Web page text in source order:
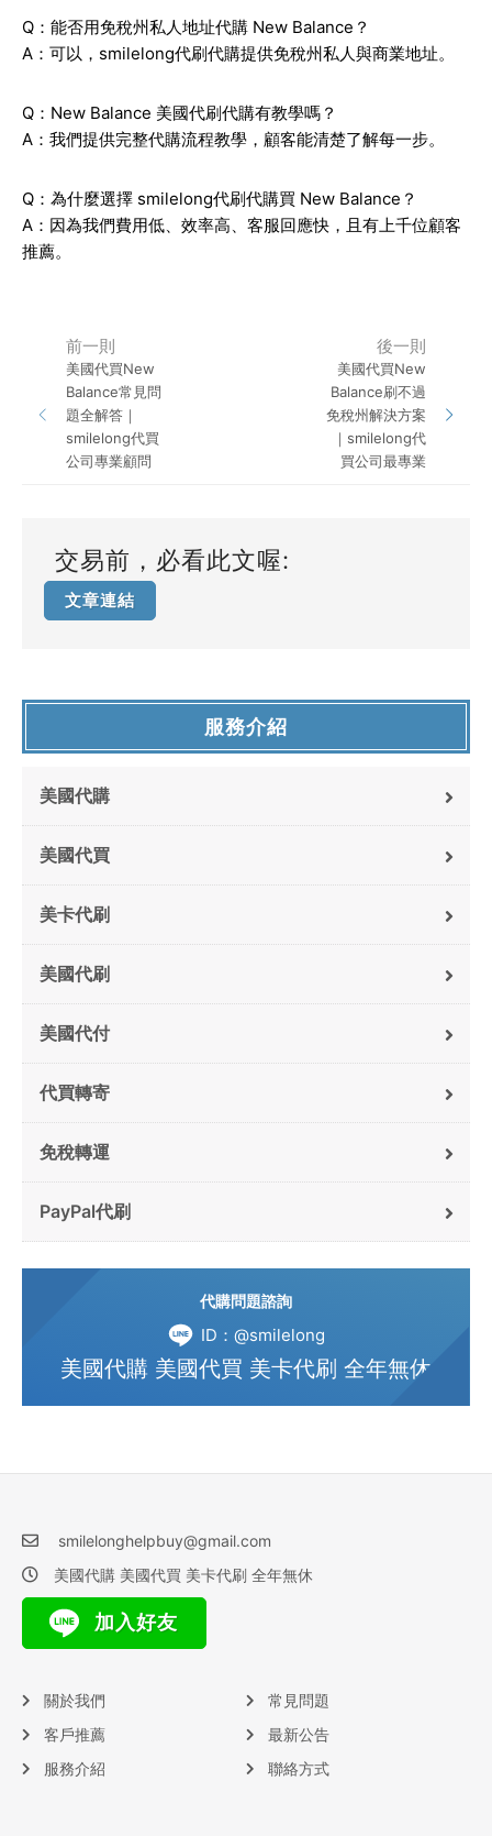
Q：能否用免稅州私人地址代購 New Balance？
A：可以，smilelong代刷代購提供免稅州私人與商業地址。
Q：New Balance 美國代刷代購有教學嗎？
A：我們提供完整代購流程教學，顧客能清楚了解每一步。
Q：為什麼選擇 smilelong代刷代購買 New Balance？
A：因為我們費用低、效率高、客服回應快，且有上千位顧客
推薦。
前一則
美國代買New
Balance常見問
題全解答｜
smilelong代買
公司專業顧問
後一則
美國代買New
Balance刷不過
免稅州解決方案
｜smilelong代
買公司最專業
交易前，必看此文喔:
文章連結
服務介紹
美國代購
美國代買
美卡代刷
美國代刷
美國代付
代買轉寄
免稅轉運
PayPal代刷
代購問題諮詢
ID：@smilelong
美國代購 美國代買 美卡代刷 全年無休
smilelonghelpbuy@gmail.com
美國代購 美國代買 美卡代刷 全年無休
加入好友
關於我們
客戶推薦
服務介紹
常見問題
最新公告
聯絡方式